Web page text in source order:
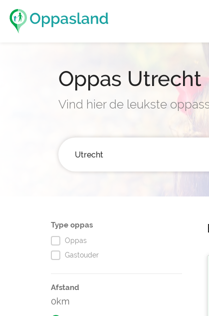
Oppas Utrecht
Vind hier de leukste
Type oppas
Oppas
Gastouder
Afstand
0